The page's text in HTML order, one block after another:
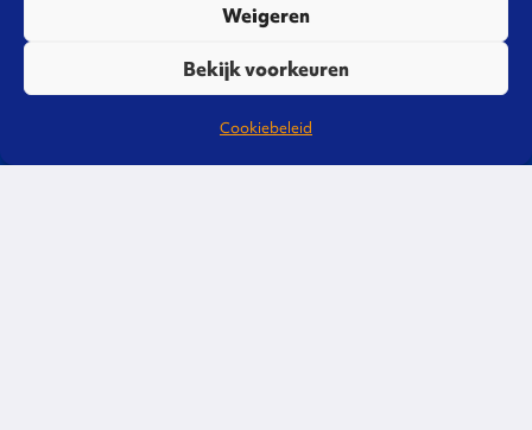
Weigeren
Bekijk voorkeuren
Cookiebeleid